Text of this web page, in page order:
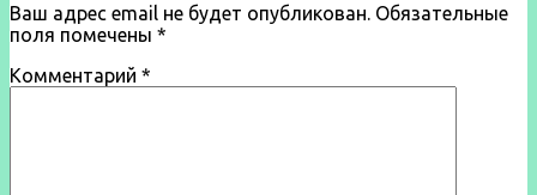
Ваш адрес email не будет опубликован. Обязательные
поля помечены *
Комментарий *